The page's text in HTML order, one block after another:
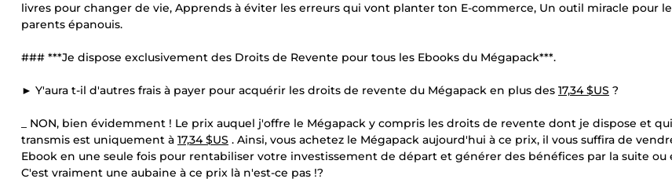
livres pour changer de vie, Apprends à éviter les erreurs qui vont planter ton E-commerce, Un outil miracle pour
parents épanouis.
### ***Je dispose exclusivement des Droits de Revente pour tous les Ebooks du Mégapack***.
► Y'aura t-il d'autres frais à payer pour acquérir les droits de revente du Mégapack en plus des 17,34 $US ?
_ NON, bien évidemment ! Le prix auquel j'offre le Mégapack y compris les droits de revente dont je dispose et
transmis est uniquement à 17,34 $US . Ainsi, vous achetez le Mégapack aujourd'hui à ce prix, il vous suffira de
Ebook en une seule fois pour rentabiliser votre investissement de départ et générer des bénéfices par la suite ou
C'est vraiment une aubaine à ce prix là n'est-ce pas !?